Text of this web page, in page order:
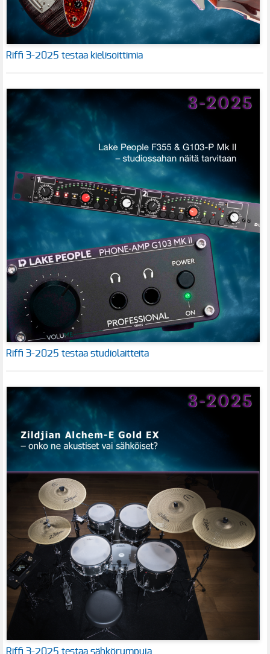
Riffi 3-2025 testaa kielisoittimia
Riffi 3-2025 testaa studiolaitteita
Riffi 3-2025 testaa sähkörumpuja